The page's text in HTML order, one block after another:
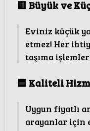
🟨 Büyük ve
Eviniz küçük
etmez! Her
taşıma
🟦 Kaliteli
Uygun fiyatlı
arayanlar için